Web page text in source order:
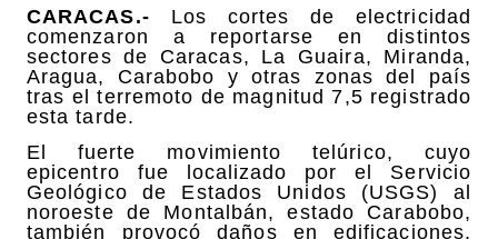
CARACAS.- Los cortes de electricidad
comenzaron a reportarse en distintos
sectores de Caracas, La Guaira, Miranda,
Aragua, Carabobo y otras zonas del país
tras el terremoto de magnitud 7,5 registrado
esta tarde.
El fuerte movimiento telúrico, cuyo
epicentro fue localizado por el Servicio
Geológico de Estados Unidos (USGS) al
noroeste de Montalbán, estado Carabobo,
también provocó daños en edificaciones,